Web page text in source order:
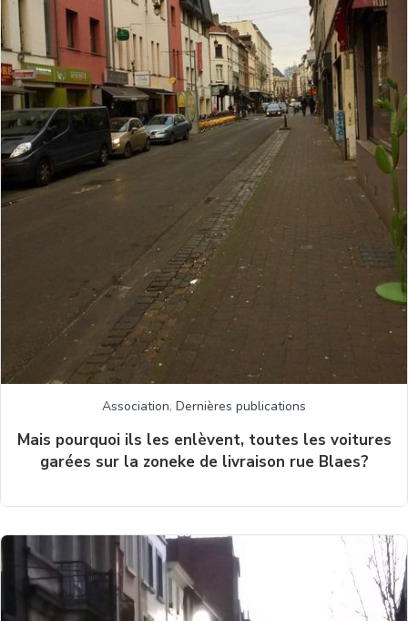
Association, Dernières publications
Mais pourquoi ils les enlèvent, toutes les voitures
garées sur la zoneke de livraison rue Blaes?